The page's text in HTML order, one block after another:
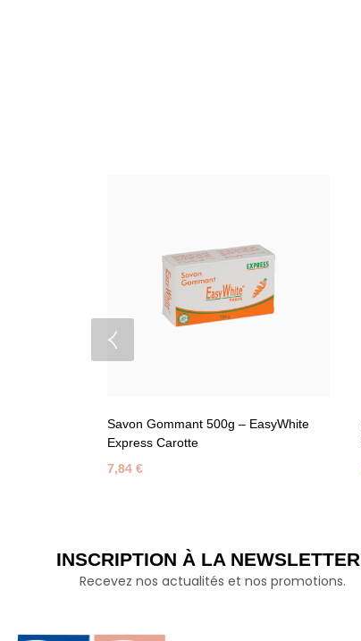
Savon Gommant 500g – EasyWhite
Express Carotte
7,84 €
INSCRIPTION À LA NEWSLETTER
Recevez nos actualités et nos promotions.